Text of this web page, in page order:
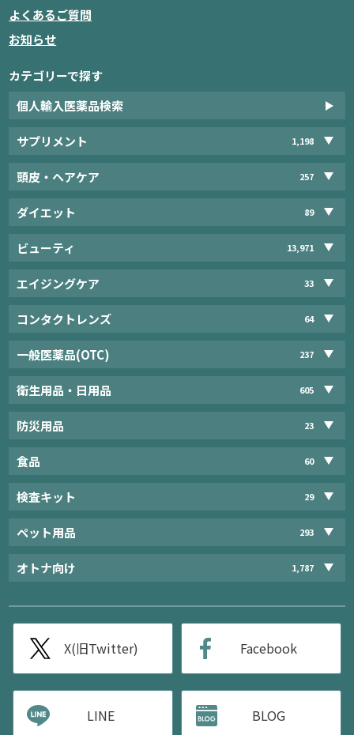
よくあるご質問
お知らせ
カテゴリーで探す
個人輸入医薬品検索
サプリメント 1,198
頭皮・ヘアケア 257
ダイエット 89
ビューティ 13,971
エイジングケア 33
コンタクトレンズ 64
一般医薬品(OTC) 237
衛生用品・日用品 605
防災用品 23
食品 60
検査キット 29
ペット用品 293
オトナ向け 1,787
X(旧Twitter) Facebook
LINE BLOG